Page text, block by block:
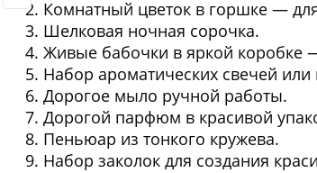
Комнатный цветок в горшке —
Шелковая ночная сорочка.
Живые бабочки в яркой коробке
Набор ароматических свечей или
Дорогое мыло ручной работы.
Дорогой парфюм в красивой
Пеньюар из тонкого кружева.
Набор заколок для создания